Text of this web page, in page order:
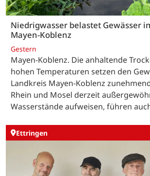
Niedrigwasser belastet Gewässer
Mayen-Koblenz
Gestern
Mayen-Koblenz. Die anhaltende
hohen Temperaturen setzen den
Landkreis Mayen-Koblenz
Rhein und Mosel derzeit
Wasserstände aufweisen, führen
Ettringen